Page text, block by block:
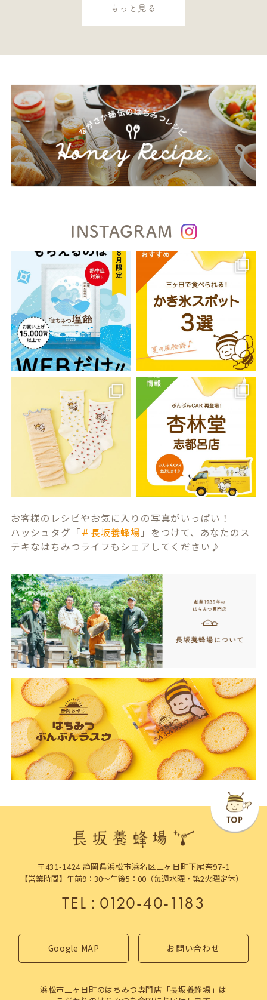
もっと見る
INSTAGRAM
お客様のレシピやお気に入りの写真がいっぱい！
ハッシュタグ「＃長坂養蜂場 」をつけて、あなたのス
テキなはちみつライフもシェアしてください♪
〒431-1424 静岡県浜松市浜名区三ヶ日町下尾奈97-1
【営業時間】午前9：30～午後5：00（毎週水曜・第2火曜定休）
TEL：0120-40-1183
Google MAP お問い合わせ
浜松市三ヶ日町のはちみつ専門店「長坂養蜂場」は